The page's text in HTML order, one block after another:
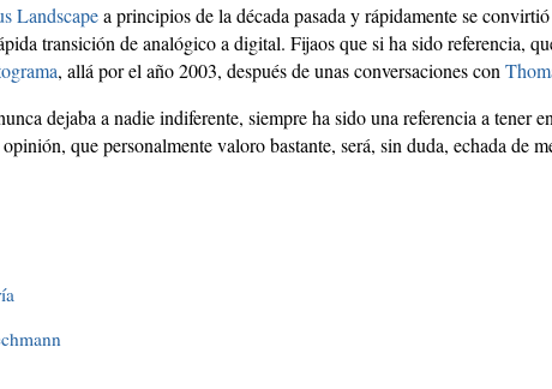
Landscapea principios de la década pasada y rápidamente se
transición de analógico a digital. Fijaos que si ha sido referencia,
, allá por el año 2003, después de unas conversaciones con
dejaba a nadie indiferente, siempre ha sido una referencia a tener
que personalmente valoro bastante, será, sin duda, echada de